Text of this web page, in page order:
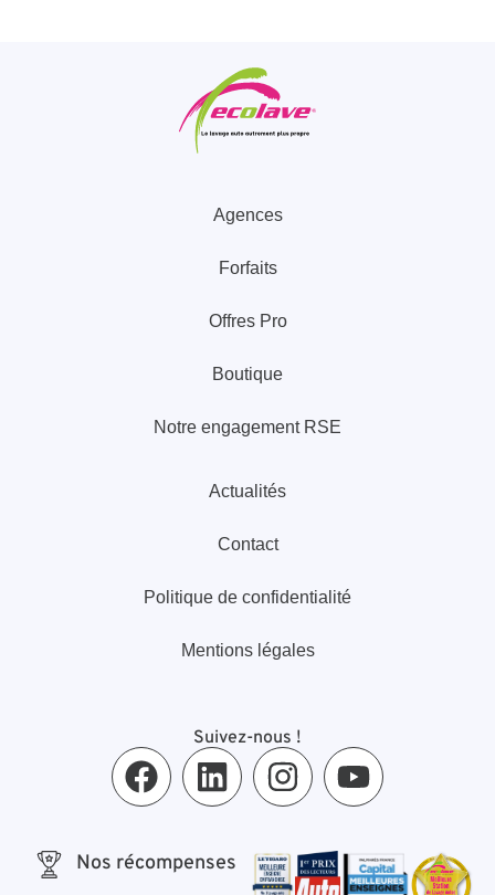
Agences
Forfaits
Offres Pro
Boutique
Notre engagement RSE
Actualités
Contact
Politique de confidentialité
Mentions légales
Suivez-nous !
Nos récompenses